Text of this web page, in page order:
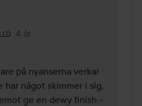
Tidigare anställd.
4 år
Kommentaren lades 4 år
på nyanserna verkar
något skimmer i sig,
ge en dewy finish -